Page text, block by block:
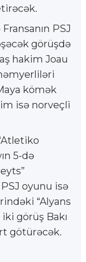
PSJ
görüşdə
hakim Joau
kömək
isə norveçli
5-də
oyunu isə
“Alyans
görüş Bakı
götürəcək.